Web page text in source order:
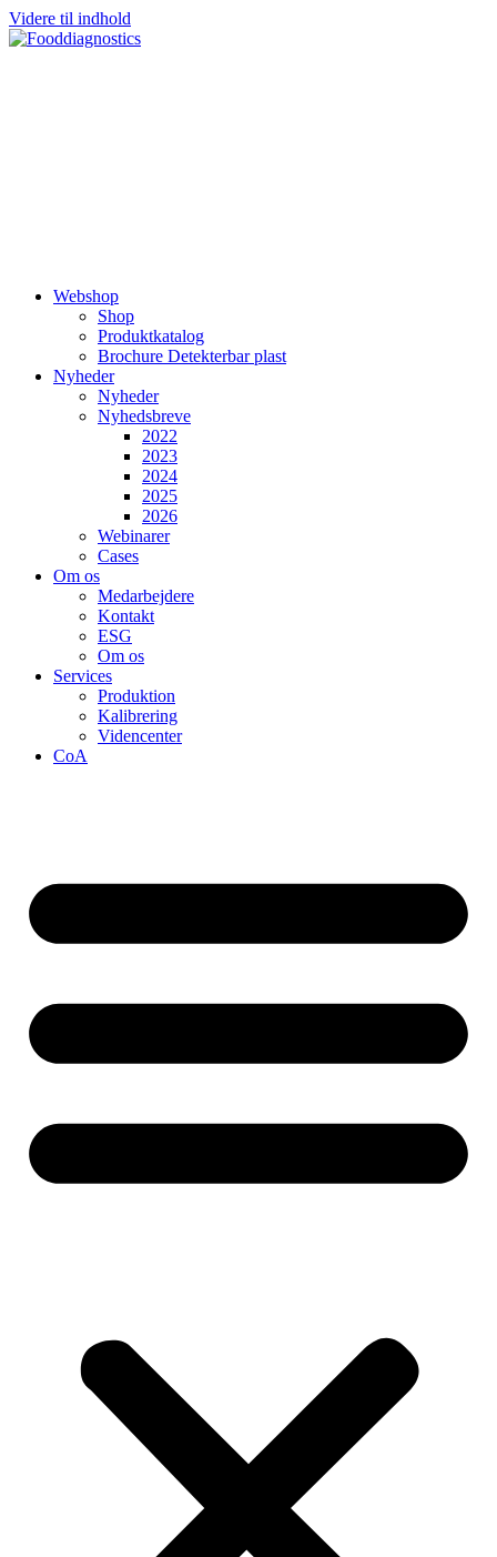
Videre til indhold
Webshop
Shop
Produktkatalog
Brochure Detekterbar plast
Nyheder
Nyheder
Nyhedsbreve
2022
2023
2024
2025
2026
Webinarer
Cases
Om os
Medarbejdere
Kontakt
ESG
Om os
Services
Produktion
Kalibrering
Videncenter
CoA